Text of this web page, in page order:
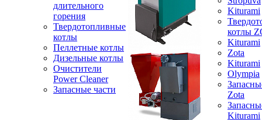
длительного
горения
Твердотопливные
котлы
Пеллетные котлы
Дизельные котлы
Очистители
Power Cleaner
Запасные части
Kiturami
котлы
Kiturami
Zota
Kiturami
Olympia
Zota
Kiturami